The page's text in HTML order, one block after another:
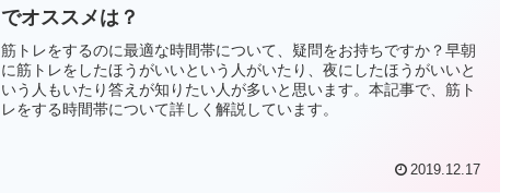
でオススメは？
筋トレをするのに最適な時間帯について、疑問をお持ちですか？早朝
に筋トレをしたほうがいいという人がいたり、夜にしたほうがいいと
いう人もいたり答えが知りたい人が多いと思います。本記事で、筋ト
レをする時間帯について詳しく解説しています。
2019.12.17